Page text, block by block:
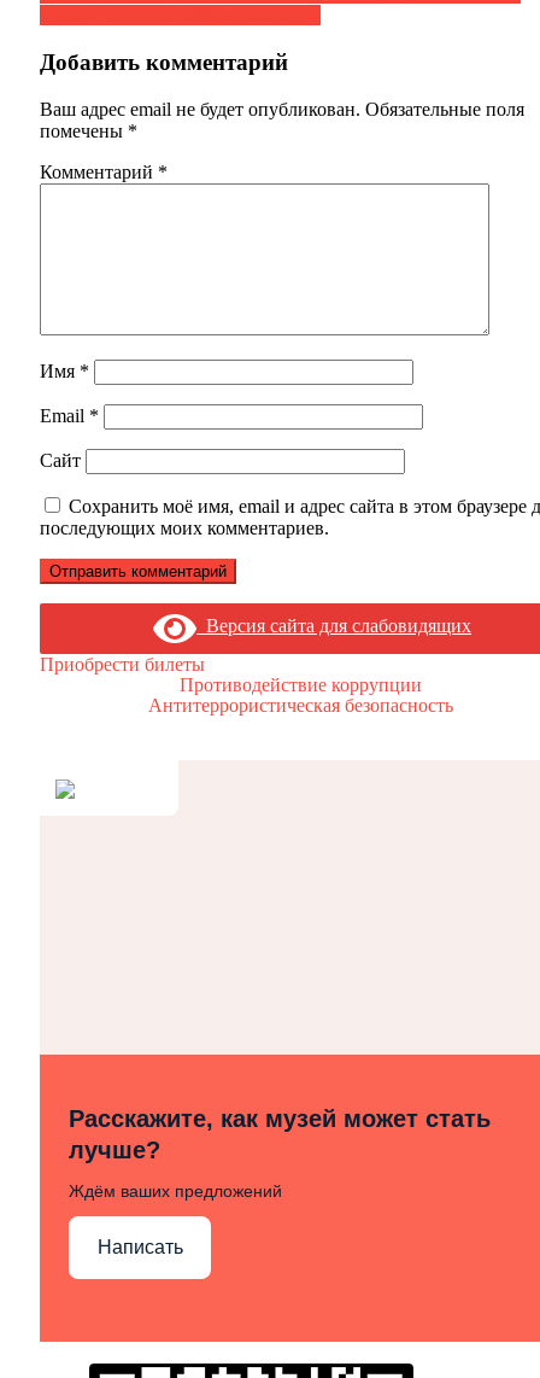
Добавить комментарий
Ваш адрес email не будет опубликован. Обязательные поля
помечены *
Комментарий *
Имя *
Email *
Сайт
Сохранить моё имя, email и адрес сайта в этом браузере
последующих моих комментариев.
Версия сайта для слабовидящих
Приобрести билеты
Противодействие коррупции
Антитеррористическая безопасность
Расскажите, как музей может стать
лучше?
Ждём ваших предложений
Написать